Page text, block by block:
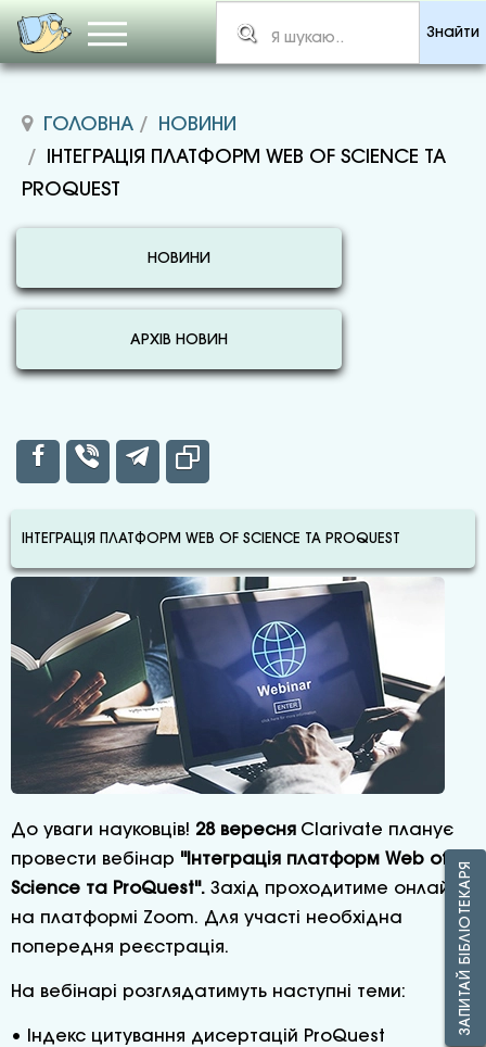
Знайти
ГОЛОВНА
НОВИНИ
ІНТЕГРАЦІЯ ПЛАТФОРМ WEB OF SCIENCE ТА
PROQUEST
НОВИНИ
АРХІВ НОВИН
ІНТЕГРАЦІЯ ПЛАТФОРМ WEB OF SCIENCE ТА PROQUEST
До уваги науковців! 28 вересня Clarivate планує
провести вебінар "Інтеграція платформ Web of
Science та ProQuest". Захід проходитиме онлайн,
на платформі Zoom. Для участі необхідна
попередня реєстрація.
На вебінарі розглядатимуть наступні теми:
• Індекс цитування дисертацій ProQuest
ЗАПИТАЙ БІБЛІОТЕКАРЯ